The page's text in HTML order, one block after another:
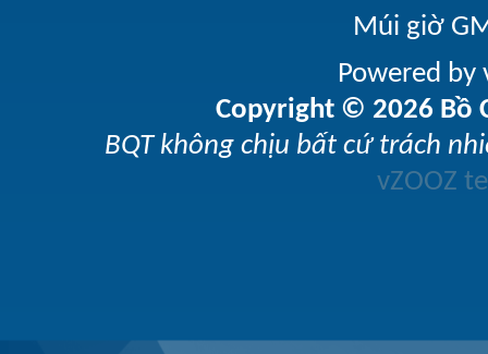
Múi giờ
Powered
Copyright © 2026 Bồ
BQT không chịu bất cứ trách
vZOOZ